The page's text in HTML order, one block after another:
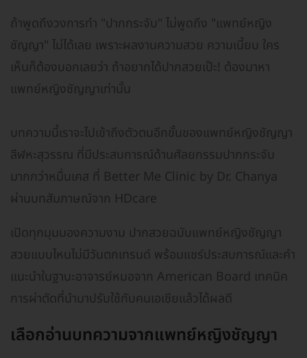
ถ้าพูดถึงวงการทำ "ปากกระจับ" ไม่พูดถึง "แพทย์หญิง
ชัญญา" ไม่ได้เลย เพราะผลงานความสวย ความเนี้ยบ ใคร
เห็นก็ต้องบอกเลยว่า ถ้าอยากได้ปากสวยเป๊ะ! ต้องมาหา
แพทย์หญิงชัญญาเท่านั้น
บทความนี้เราจะไปเข้าถึงตัวตนอีกขั้นของแพทย์หญิงชัญญา
ลีฬหะสุวรรณ ที่มีประสบการณ์ด้านศัลยกรรมปากกระจับ
มากกว่าหมื่นเคส ที่ Better Me Clinic by Dr. Chanya
ผ่านบทสัมภาษณ์จาก HDcare
เปิดทุกมุมมองความงาม ปากสวยฉบับแพทย์หญิงชัญญา
สวยแบบไหนไม่มีวันตกเทรนด์ พร้อมแชร์ประสบการณ์และคำ
แนะนำในฐานะอาจารย์หมอจาก American Board เทคนิค
การผ่าตัดที่นำมาปรับใช้กับคนเอเชียแล้วได้ผลดี
เลือกอ่านบทความจากแพทย์หญิงชัญญา